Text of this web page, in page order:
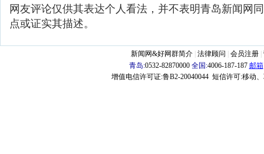
网友评论仅供其表达个人看法，并不表明青岛新闻网
点或证实其描述。